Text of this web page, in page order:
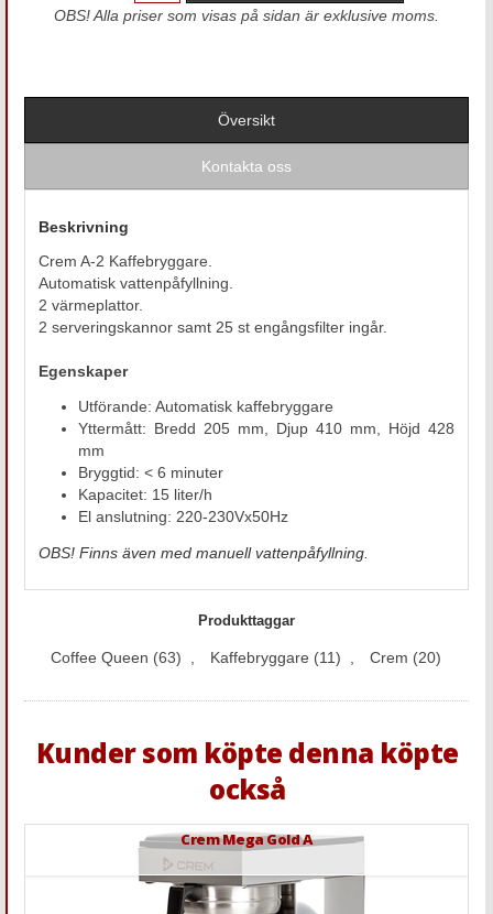
OBS! Alla priser som visas på sidan är exklusive moms.
Översikt
Kontakta oss
Beskrivning
Crem A-2 Kaffebryggare.
Automatisk vattenpåfyllning.
2 värmeplattor.
2 serveringskannor samt 25 st engångsfilter ingår.
Egenskaper
Utförande: Automatisk kaffebryggare
Yttermått: Bredd 205 mm, Djup 410 mm, Höjd 428
mm
Bryggtid: < 6 minuter
Kapacitet: 15 liter/h
El anslutning: 220-230Vx50Hz
OBS! Finns även med manuell vattenpåfyllning.
Produkttaggar
Coffee Queen (63) Kaffebryggare (11) Crem (20)
Kunder som köpte denna köpte
också
Crem Mega Gold A